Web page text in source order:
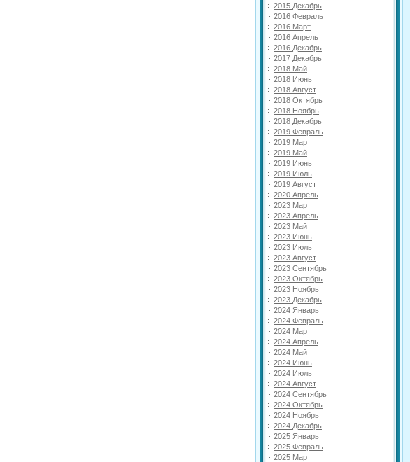
2015 Декабрь
2016 Февраль
2016 Март
2016 Апрель
2016 Декабрь
2017 Декабрь
2018 Май
2018 Июнь
2018 Август
2018 Октябрь
2018 Ноябрь
2018 Декабрь
2019 Февраль
2019 Март
2019 Май
2019 Июнь
2019 Июль
2019 Август
2020 Апрель
2023 Март
2023 Апрель
2023 Май
2023 Июнь
2023 Июль
2023 Август
2023 Сентябрь
2023 Октябрь
2023 Ноябрь
2023 Декабрь
2024 Январь
2024 Февраль
2024 Март
2024 Апрель
2024 Май
2024 Июнь
2024 Июль
2024 Август
2024 Сентябрь
2024 Октябрь
2024 Ноябрь
2024 Декабрь
2025 Январь
2025 Февраль
2025 Март